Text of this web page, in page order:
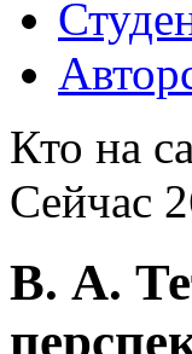
Кто на
Сейчас
В. А.